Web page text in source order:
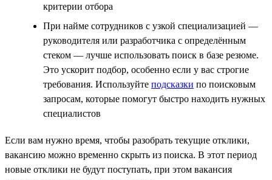
критерии отбора
При найме сотрудников с узкой специализацией —
руководителя или разработчика с определённым
стеком — лучше использовать поиск в базе резюме.
Это ускорит подбор, особенно если у вас строгие
требования. Используйте подсказки по поисковым
запросам, которые помогут быстро находить нужных
специалистов
Если вам нужно время, чтобы разобрать текущие отклики,
вакансию можно временно скрыть из поиска. В этот период
новые отклики не будут поступать, при этом вакансия